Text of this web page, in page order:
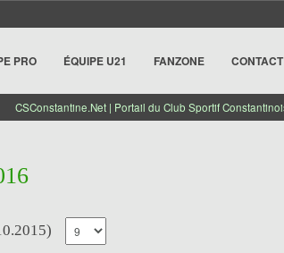
PRO ÉQUIPE U21 FANZONE CONTACT
CSConstantine.Net | Portail du Club Sportif